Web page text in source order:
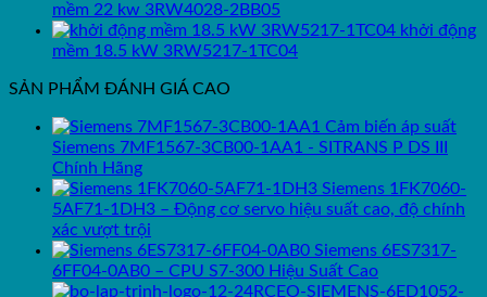
mềm 22 kw 3RW4028-2BB05
khởi động
mềm 18.5 kW 3RW5217-1TC04
SẢN PHẨM ĐÁNH GIÁ CAO
Cảm biến áp suất
Siemens 7MF1567-3CB00-1AA1 - SITRANS P DS III
Chính Hãng
Siemens 1FK7060-
5AF71-1DH3 – Động cơ servo hiệu suất cao, độ chính
xác vượt trội
Siemens 6ES7317-
6FF04-0AB0 – CPU S7-300 Hiệu Suất Cao